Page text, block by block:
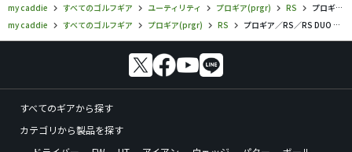
my caddie すべてのゴルフギア ユーティリティ プロギア(prgr) RS
プロギア／RS／RS DUO ユーティリティの口コミ評価
my caddie
すべてのゴルフギア プロギア(prgr) RS プロギア／RS／RS DUO ユーティリティの口コミ評価
すべてのギアから探す
カテゴリから製品を探す